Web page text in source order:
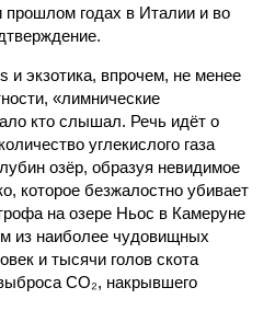
прошлом годах в Италии и во
и экзотика, впрочем, не менее
«лимнические
кто слышал. Речь идёт о
углекислого газа
озёр, образуя невидимое
которое безжалостно убивает
на озере Ньос в Камеруне
из наиболее чудовищных
и тысячи голов скота
CO₂, накрывшего